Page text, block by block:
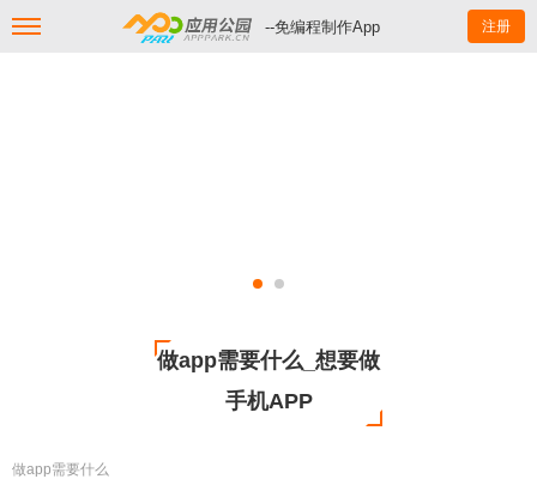
--免编程制作App 注册
做app需要什么_想要做
手机APP
做app需要什么